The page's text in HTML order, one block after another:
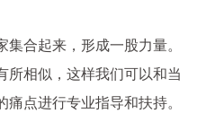
合起来，形成一股力量。
所相似，这样我们可以和当
点进行专业指导和扶持。